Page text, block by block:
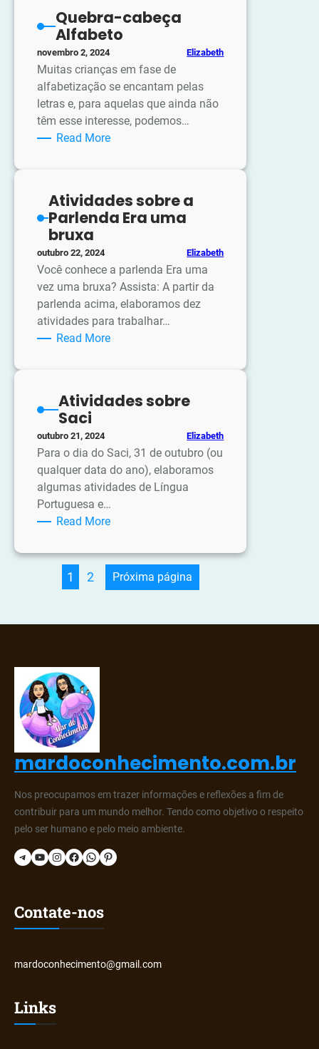
do
Brasil
Quebra-cabeça
Alfabeto
novembro 2, 2024 Elizabeth
Muitas crianças em fase de
alfabetização se encantam pelas
letras e, para aquelas que ainda não
têm esse interesse, podemos…
Read More:
Atividades sobre a
Parlenda Era uma
bruxa
outubro 22, 2024 Elizabeth
Você conhece a parlenda Era uma
vez uma bruxa? Assista: A partir da
parlenda acima, elaboramos dez
atividades para trabalhar…
Read More:
Parlenda
bruxa
Atividades sobre
Saci
outubro 21, 2024 Elizabeth
Para o dia do Saci, 31 de outubro (ou
qualquer data do ano), elaboramos
algumas atividades de Língua
Portuguesa e…
Read More:
sobre
Saci
1 2 Próxima página
mardoconhecimento.com.br
Nos preocupamos em trazer informações e reflexões a fim de
contribuir para um mundo melhor. Tendo como objetivo o respeito
pelo ser humano e pelo meio ambiente.
Telegram YouTube Instagram Facebook WhatsApp Pinterest
Contate-nos
mardoconhecimento@gmail.com
Links